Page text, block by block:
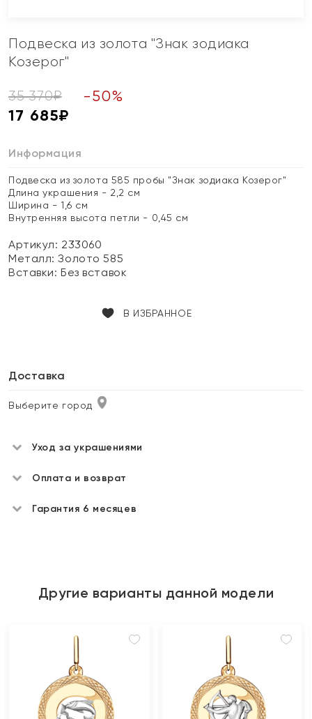
Подвеска из золота "Знак зодиака
Козерог"
35 370₽ -50%
17 685₽
Информация
Подвеска из золота 585 пробы "Знак зодиака Козерог"
Длина украшения - 2,2 см
Ширина - 1,6 см
Внутренняя высота петли - 0,45 см
Артикул: 233060
Металл:Золото 585
Вставки:Без вставок
В ИЗБРАННОЕ
Доставка
Выберите город
Уход за украшениями
Оплата и возврат
Гарантия 6 месяцев
Другие варианты данной модели